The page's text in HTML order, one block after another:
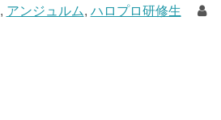
, アンジュルム, ハロプロ研修生